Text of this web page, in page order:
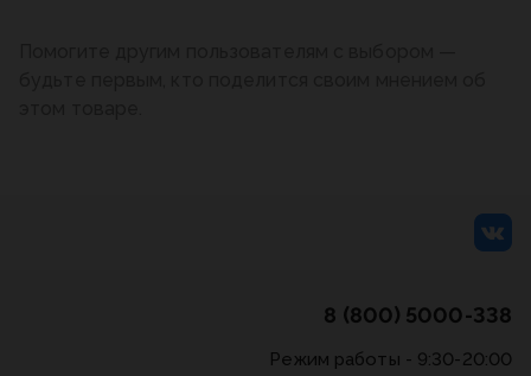
8 (800) 5000-338
Режим работы - 9:30-20:00